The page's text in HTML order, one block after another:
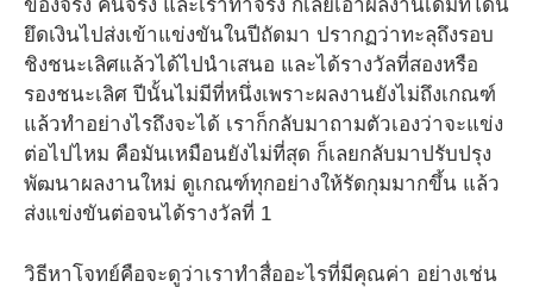
ของจริง คนจริง และเราทำจริง ก็เลยเอาผลงานเดิมที่โดน
ยึดเงินไปส่งเข้าแข่งขันในปีถัดมา ปรากฏว่าทะลุถึงรอบ
ชิงชนะเลิศแล้วได้ไปนำเสนอ และได้รางวัลที่สองหรือ
รองชนะเลิศ ปีนั้นไม่มีที่หนึ่งเพราะผลงานยังไม่ถึงเกณฑ์
แล้วทำอย่างไรถึงจะได้ เราก็กลับมาถามตัวเองว่าจะแข่ง
ต่อไปไหม คือมันเหมือนยังไม่ที่สุด ก็เลยกลับมาปรับปรุง
พัฒนาผลงานใหม่ ดูเกณฑ์ทุกอย่างให้รัดกุมมากขึ้น แล้ว
ส่งแข่งขันต่อจนได้รางวัลที่ 1
วิธีหาโจทย์คือจะดูว่าเราทำสื่ออะไรที่มีคุณค่า อย่างเช่น